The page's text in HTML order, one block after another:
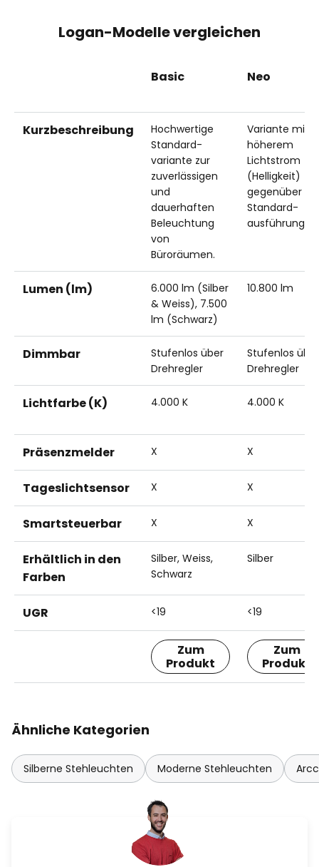
Logan-Modelle vergleichen
Basic Neo
Kurzbeschreibung
Hochwertige
Standard-
variante zur
zuverlässigen
und
dauerhaften
Beleuchtung
von
Büroräumen.
Variante mit
höherem
Lichtstrom
(Helligkeit)
gegenüber
Standard-
ausführung
Lumen (lm)
6.000 lm (Silber
& Weiss), 7.500
lm (Schwarz)
10.800 lm
Dimmbar
Stufenlos über
Drehregler
Stufenlos über
Drehregler
Lichtfarbe (K) 4.000 K 4.000 K
Präsenzmelder X X
Tageslichtsensor X X
Smartsteuerbar X X
Erhältlich in den
Farben
Silber, Weiss,
Schwarz
Silber
UGR <19 <19
Zum
Produkt
Zum
Produkt
Ähnliche Kategorien
Silberne Stehleuchten Moderne Stehleuchten